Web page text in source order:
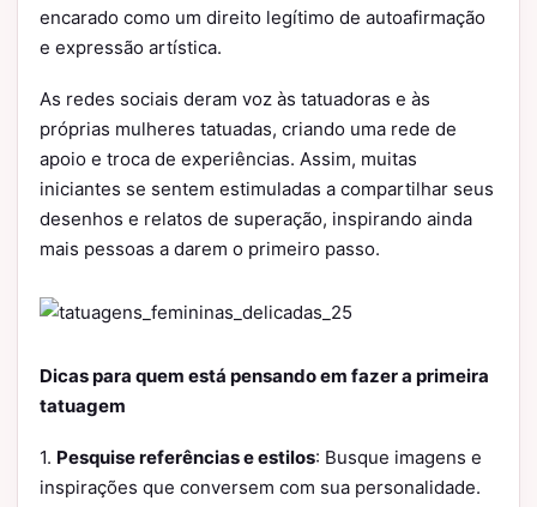
encarado como um direito legítimo de autoafirmação
e expressão artística.
As redes sociais deram voz às tatuadoras e às
próprias mulheres tatuadas, criando uma rede de
apoio e troca de experiências. Assim, muitas
iniciantes se sentem estimuladas a compartilhar seus
desenhos e relatos de superação, inspirando ainda
mais pessoas a darem o primeiro passo.
Dicas para quem está pensando em fazer a primeira
tatuagem
1. Pesquise referências e estilos: Busque imagens e
inspirações que conversem com sua personalidade.